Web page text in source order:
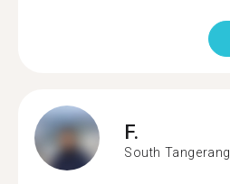
F.
South Tangerang